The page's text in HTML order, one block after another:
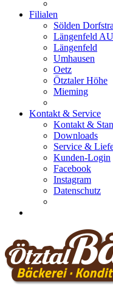
Filialen
Sölden
Längenfeld AU
Längenfeld
Umhausen
Oetz
Ötztaler Höhe
Mieming
Kontakt & Service
Kontakt &
Downloads
Service &
Kunden-Login
Facebook
Instagram
Datenschutz